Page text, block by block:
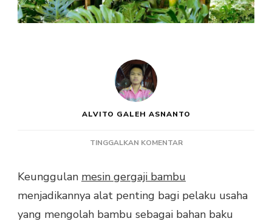
ALVITO GALEH ASNANTO
TINGGALKAN KOMENTARPADA
GERGAJI
BAMBU
INDUSTRI
Keunggulan mesin gergaji bambu
menjadikannya alat penting bagi pelaku usaha
yang mengolah bambu sebagai bahan baku